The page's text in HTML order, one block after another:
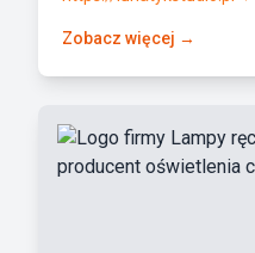
Zobacz więcej →